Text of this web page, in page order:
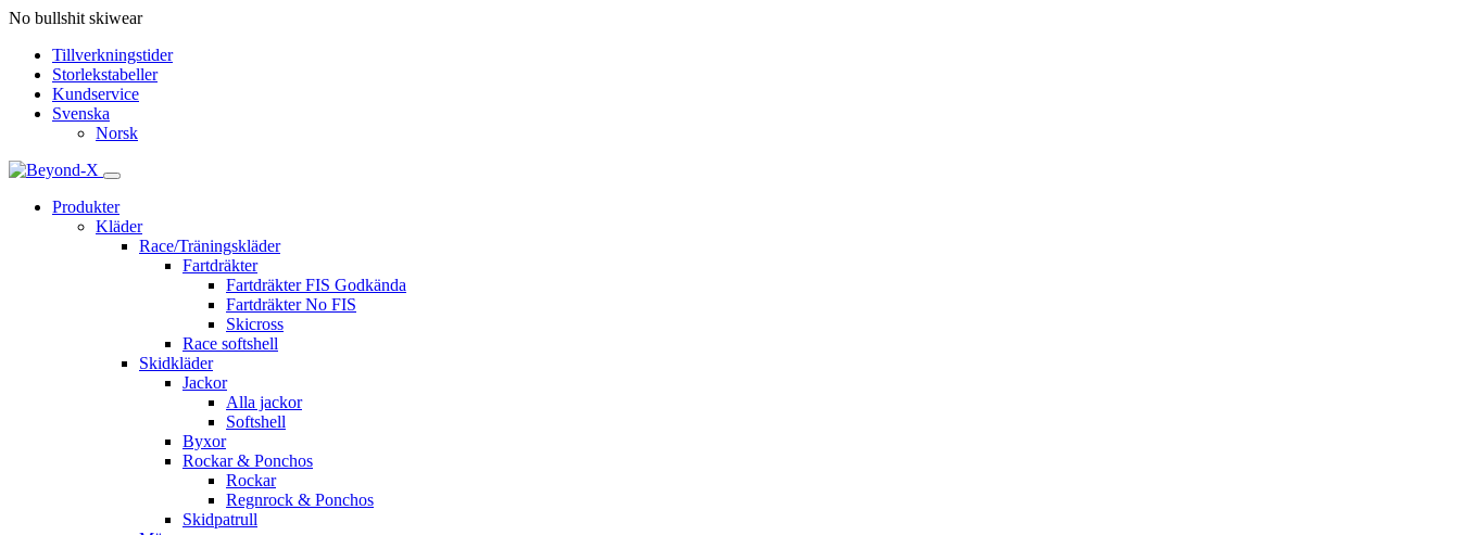
No bullshit skiwear
Tillverkningstider
Storlekstabeller
Kundservice
Svenska
Norsk
Produkter
Kläder
Race/Träningskläder
Fartdräkter
Fartdräkter FIS Godkända
Fartdräkter No FIS
Skicross
Race softshell
Skidkläder
Jackor
Alla jackor
Softshell
Byxor
Rockar & Ponchos
Rockar
Regnrock & Ponchos
Skidpatrull